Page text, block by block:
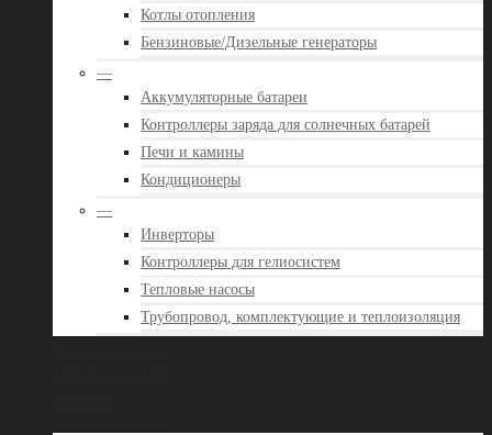
Котлы отопления
Бензиновые/Дизельные генераторы
—
Аккумуляторные батареи
Контроллеры заряда для солнечных батарей
Печи и камины
Кондиционеры
—
Инверторы
Контроллеры для гелиосистем
Тепловые насосы
Трубопровод, комплектующие и теплоизоляция